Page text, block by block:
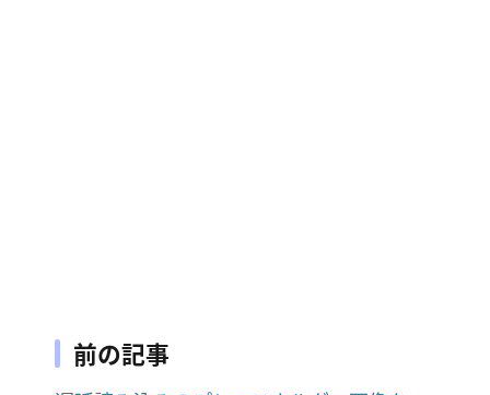
前の記事